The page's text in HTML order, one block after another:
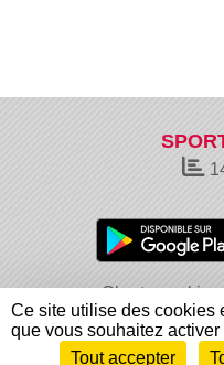
Charte cookies
Informations légales
Envie de participer ?
Ce site utilise des cookies
que vous souhaitez activer
Tout accepter